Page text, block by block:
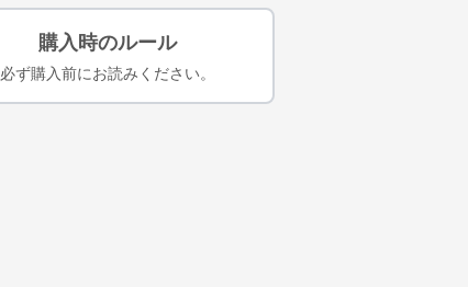
購入時のルール
必ず購入前にお読みください。